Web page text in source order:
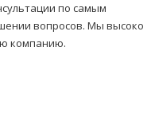
по самым
вопросов. Мы высоко
компанию.